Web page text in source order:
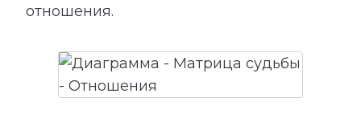
отношения.